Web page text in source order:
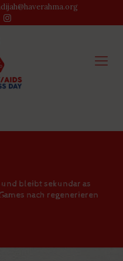
bleibt sekundar as
nach regenerieren